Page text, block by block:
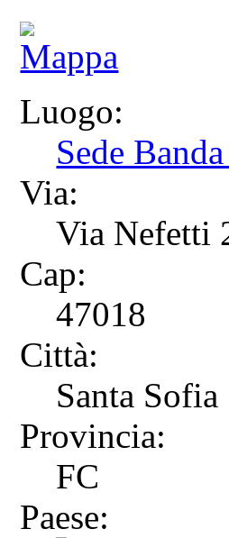
Luogo:
Sede
Via:
Via Nefetti
Cap:
47018
Città:
Santa Sofia
Provincia:
FC
Paese: